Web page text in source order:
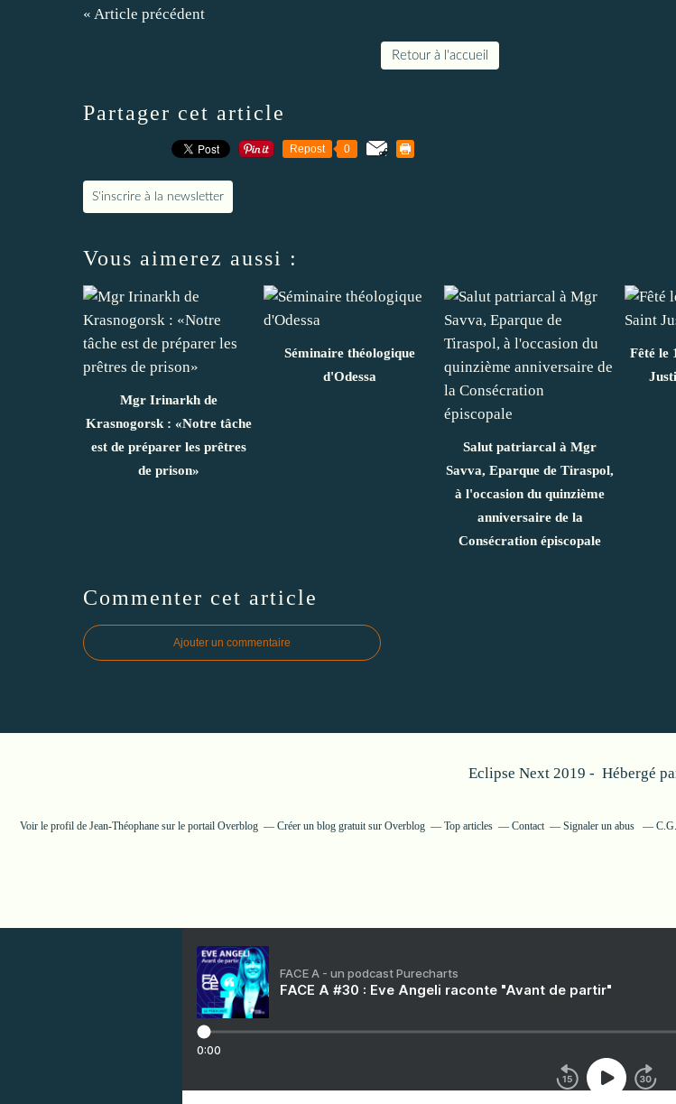
« Article précédent
Retour à l'accueil
Partager cet article
Repost 0
S'inscrire à la newsletter
Vous aimerez aussi :
Mgr Irinarkh de
Krasnogorsk : «Notre tâche
est de préparer les prêtres
de prison»
Séminaire théologique
d'Odessa
Salut patriarcal à Mgr
Savva, Eparque de Tiraspol,
à l'occasion du quinzième
anniversaire de la
Consécration épiscopale
Fêté le
Commenter cet article
Ajouter un commentaire
Eclipse Next 2019 - Hébergé
Voir le profil de Jean-Théophane sur le portail Overblog Créer un blog gratuit sur Overblog Top articles Contact Signaler un abus
FACE A - un podcast Purecharts
FACE A #30 : Eve Angeli raconte "Avant de partir"
0:00